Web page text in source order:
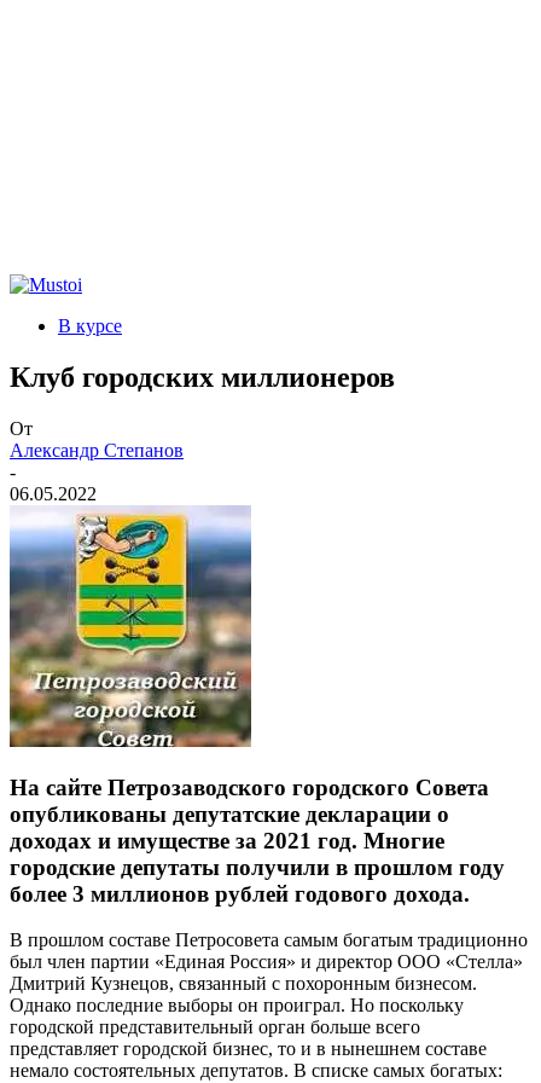
В курсе
Клуб городских миллионеров
От
Александр Степанов
-
06.05.2022
На сайте Петрозаводского городского Совета
опубликованы депутатские декларации о
доходах и имуществе за 2021 год. Многие
городские депутаты получили в прошлом году
более 3 миллионов рублей годового дохода.
В прошлом составе Петросовета самым богатым традиционно
был член партии «Единая Россия» и директор ООО «Стелла»
Дмитрий Кузнецов, связанный с похоронным бизнесом.
Однако последние выборы он проиграл. Но поскольку
городской представительный орган больше всего
представляет городской бизнес, то и в нынешнем составе
немало состоятельных депутатов. В списке самых богатых: